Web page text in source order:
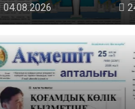
04.08.2026